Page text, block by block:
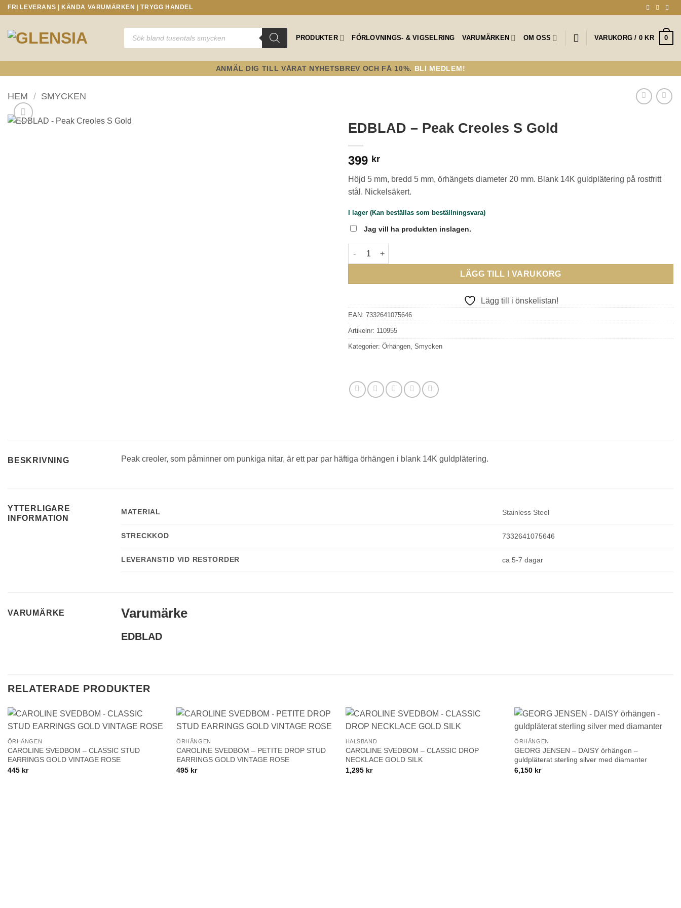
Skip
content
FRI LEVERANS | KÄNDA VARUMÄRKEN | TRYGG HANDEL
Produktsökning
PRODUKTER FÖRLOVNINGS- & VIGSELRING VARUMÄRKEN OM OSS VARUKORG / 0 KR 0
ANMÄL DIG TILL VÅRAT NYHETSBREV OCH FÅ 10%. BLI MEDLEM!
HEM / SMYCKEN
EDBLAD – Peak Creoles S Gold
399 kr
Höjd 5 mm, bredd 5 mm, örhängets diameter 20 mm. Blank 14K guldplätering på rostfritt
stål. Nickelsäkert.
I lager (Kan beställas som beställningsvara)
Jag vill ha produkten inslagen.
EDBLAD - Peak Creoles S Gold mängd
LÄGG TILL I VARUKORG
Lägg till i önskelistan!
EAN: 7332641075646
Artikelnr: 110955
Kategorier: Örhängen Smycken
BESKRIVNING Peak creoler, som påminner om punkiga nitar, är ett par par häftiga örhängen i blank 14K guldplätering.
YTTERLIGARE
INFORMATION
MATERIAL Stainless Steel
STRECKKOD 7332641075646
LEVERANSTID VID RESTORDER ca 5-7 dagar
VARUMÄRKE Varumärke
EDBLAD
RELATERADE PRODUKTER
+
ÖRHÄNGEN
CAROLINE SVEDBOM – CLASSIC STUD
EARRINGS GOLD VINTAGE ROSE
445 kr
+
ÖRHÄNGEN
CAROLINE SVEDBOM – PETITE DROP STUD
EARRINGS GOLD VINTAGE ROSE
495 kr
+
HALSBAND
CAROLINE SVEDBOM – CLASSIC DROP
NECKLACE GOLD SILK
1,295 kr
+
ÖRHÄNGEN
GEORG JENSEN – DAISY örhängen –
guldpläterat sterling silver med diamanter
6,150 kr
KUNDKLUBB